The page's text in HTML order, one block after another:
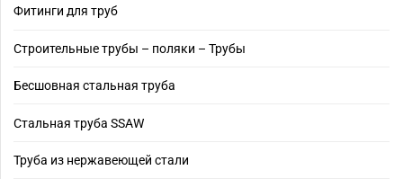
Фитинги для труб
Строительные трубы – поляки – Трубы
Бесшовная стальная труба
Стальная труба SSAW
Труба из нержавеющей стали